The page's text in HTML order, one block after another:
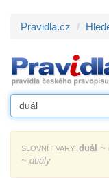
Pravidla.cz
SLOVNÍ TVARY: duál ~
~ duály